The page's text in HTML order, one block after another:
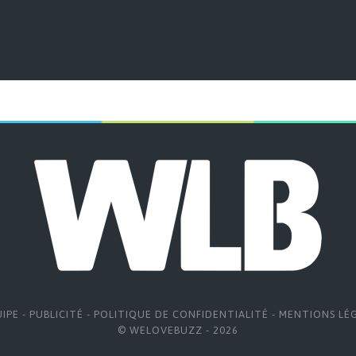
- PUBLICITÉ - POLITIQUE DE CONFIDENTIALITÉ - MENTIONS
© WELOVEBUZZ - 2026